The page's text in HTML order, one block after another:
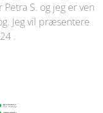
S. og jeg er ven
Jeg vil præsentere
.